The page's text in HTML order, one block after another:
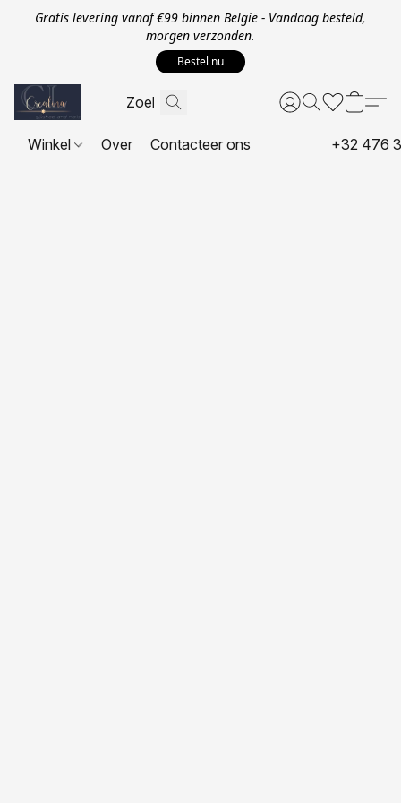
Gratis levering vanaf €99 binnen België - Vandaag besteld,
morgen verzonden.
Bestel nu
Winkel Over Contacteer ons +32 476